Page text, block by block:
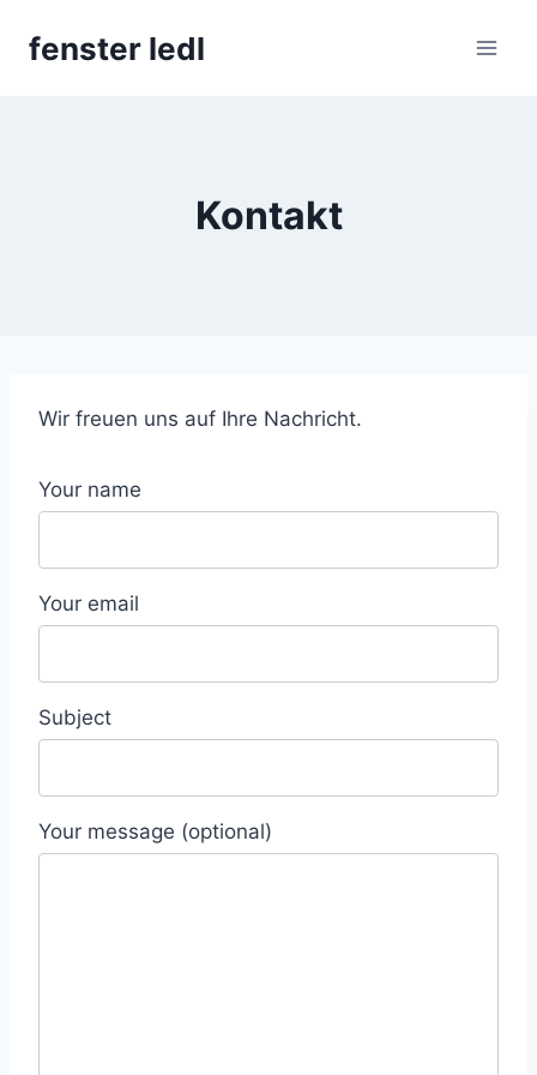
fenster ledl
Kontakt
Wir freuen uns auf Ihre Nachricht.
Your name
Your email
Subject
Your message (optional)